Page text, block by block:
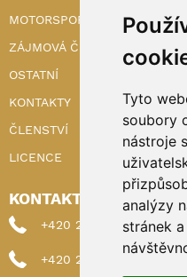
Tyto
soubory
nástroje
analýzy
stránek
MOTORSPORT
ZÁJMOVÁ ČINNOST
OSTATNÍ
KONTAKTY
ČLENSTVÍ
LICENCE
KONTAKTY
+420 222 898 224
+420 222 898 221